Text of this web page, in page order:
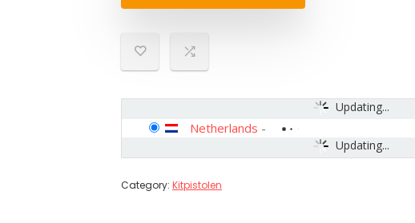
Updating...
Updating...
Netherlands -
Category: Kitpistolen